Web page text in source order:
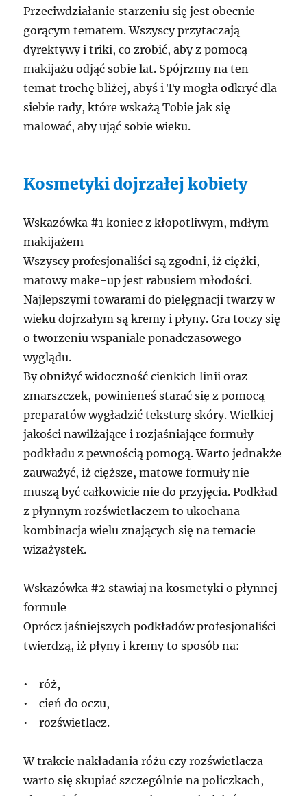
Przeciwdziałanie starzeniu się jest obecnie
gorącym tematem. Wszyscy przytaczają
dyrektywy i triki, co zrobić, aby z pomocą
makijażu odjąć sobie lat. Spójrzmy na ten
temat trochę bliżej, abyś i Ty mogła odkryć dla
siebie rady, które wskażą Tobie jak się
malować, aby ująć sobie wieku.
Kosmetyki dojrzałej kobiety
Wskazówka #1 koniec z kłopotliwym, mdłym
makijażem
Wszyscy profesjonaliści są zgodni, iż ciężki,
matowy make-up jest rabusiem młodości.
Najlepszymi towarami do pielęgnacji twarzy w
wieku dojrzałym są kremy i płyny. Gra toczy się
o tworzeniu wspaniale ponadczasowego
wyglądu.
By obniżyć widoczność cienkich linii oraz
zmarszczek, powinieneś starać się z pomocą
preparatów wygładzić teksturę skóry. Wielkiej
jakości nawilżające i rozjaśniające formuły
podkładu z pewnością pomogą. Warto jednakże
zauważyć, iż cięższe, matowe formuły nie
muszą być całkowicie nie do przyjęcia. Podkład
z płynnym rozświetlaczem to ukochana
kombinacja wielu znających się na temacie
wizażystek.
Wskazówka #2 stawiaj na kosmetyki o płynnej
formule
Oprócz jaśniejszych podkładów profesjonaliści
twierdzą, iż płyny i kremy to sposób na:
• róż,
• cień do oczu,
• rozświetlacz.
W trakcie nakładania różu czy rozświetlacza
warto się skupiać szczególnie na policzkach,